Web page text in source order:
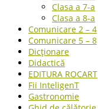
Clasa a 7-a
Clasa a 8-a
Comunicare 2 – 4
Comunicare 5 – 8
Dicționare
Didactică
EDITURA ROCART
Fii InteligenT
Gastronomie